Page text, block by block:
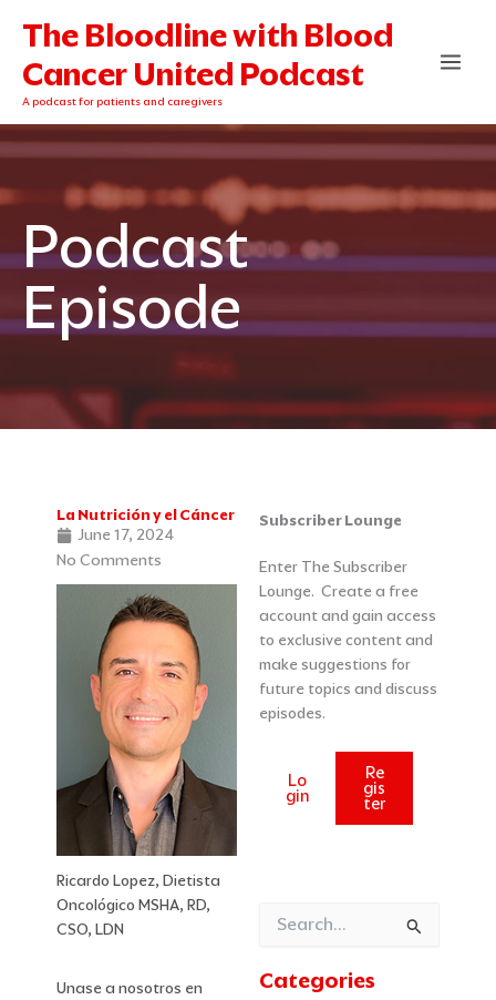
content
The Bloodline with Blood
Cancer United Podcast
A podcast for patients and caregivers
Podcast
Episode
La Nutrición y el Cáncer
June 17, 2024
No Comments
Ricardo Lopez, Dietista
Oncológico MSHA, RD,
CSO, LDN
Unase a nosotros en
Subscriber Lounge
Enter The Subscriber
Lounge. Create a free
account and gain access
to exclusive content and
make suggestions for
future topics and discuss
episodes.
Lo
gin
Re
gis
ter
Search
Categories
Categories
Archives